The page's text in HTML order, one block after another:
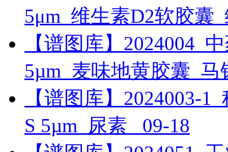
5μm_维生素D2软胶囊
【谱图库】2024004_
5µm_麦味地黄胶囊_
【谱图库】2024003-
S 5µm_尿素_ 09-18